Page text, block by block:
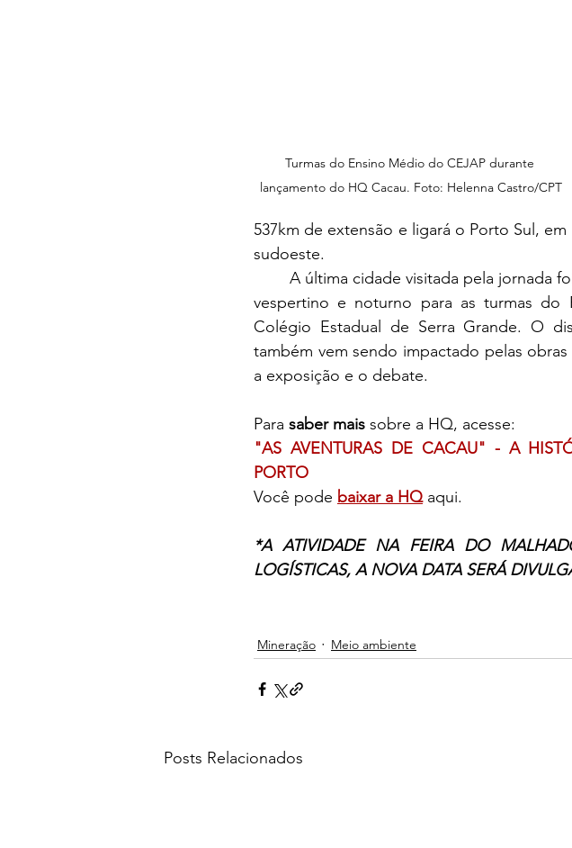
Turmas do Ensino Médio do CEJAP durante
lançamento do HQ Cacau. Foto: Helenna Castro/CPT
537km de extensão e ligará o Porto Sul,
sudoeste.
vespertino e noturno para as turmas
Colégio Estadual de Serra Grande. O
também vem sendo impactado pelas
a exposição e o debate.
Para saber mais sobre a HQ, acesse:
"AS AVENTURAS DE CACAU" - A
PORTO
Você pode baixar a HQ aqui.
*A ATIVIDADE NA FEIRA DO
LOGÍSTICAS, A NOVA DATA SERÁ
Mineração Meio ambiente
Posts Relacionados